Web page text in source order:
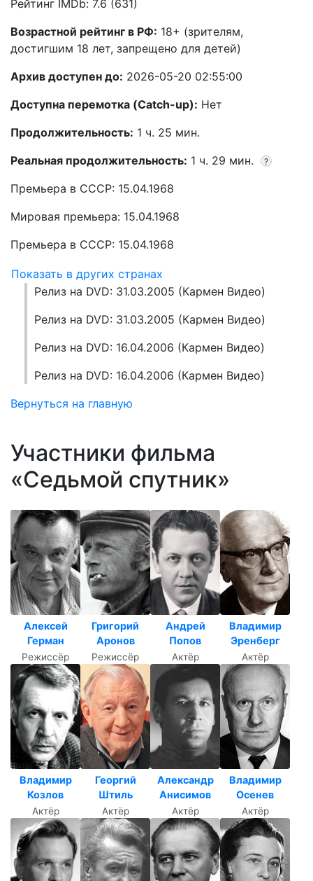
Рейтинг IMDb: 7.6 (631)
Возрастной рейтинг в РФ: 18+ (зрителям,
достигшим 18 лет, запрещено для детей)
Архив доступен до: 2026-05-20 02:55:00
Доступна перемотка (Catch-up): Нет
Продолжительность: 1 ч. 25 мин.
Реальная продолжительность: 1 ч. 29 мин. ?
Премьера в СССР: 15.04.1968
Мировая премьера: 15.04.1968
Премьера в СССР: 15.04.1968
Показать в других странах
Релиз на DVD: 31.03.2005 (Кармен Видео)
Релиз на DVD: 31.03.2005 (Кармен Видео)
Релиз на DVD: 16.04.2006 (Кармен Видео)
Релиз на DVD: 16.04.2006 (Кармен Видео)
Вернуться на главную
Участники фильма
«Седьмой спутник»
Алексей
Герман
Режиссёр
Григорий
Аронов
Режиссёр
Андрей
Попов
Актёр
Владимир
Эренберг
Актёр
Владимир
Козлов
Актёр
Георгий
Штиль
Актёр
Александр
Анисимов
Актёр
Владимир
Осенев
Актёр